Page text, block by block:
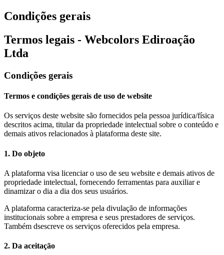
Condições gerais
Termos legais - Webcolors Ediroação
Ltda
Condições gerais
Termos e condições gerais de uso de website
Os serviços deste website são fornecidos pela pessoa jurídica/física
descritos acima, titular da propriedade intelectual sobre o conteúdo e
demais ativos relacionados à plataforma deste site.
1. Do objeto
A plataforma visa licenciar o uso de seu website e demais ativos de
propriedade intelectual, fornecendo ferramentas para auxiliar e
dinamizar o dia a dia dos seus usuários.
A plataforma caracteriza-se pela divulação de informações
institucionais sobre a empresa e seus prestadores de serviços.
Também dsescreve os serviços oferecidos pela empresa.
2. Da aceitação